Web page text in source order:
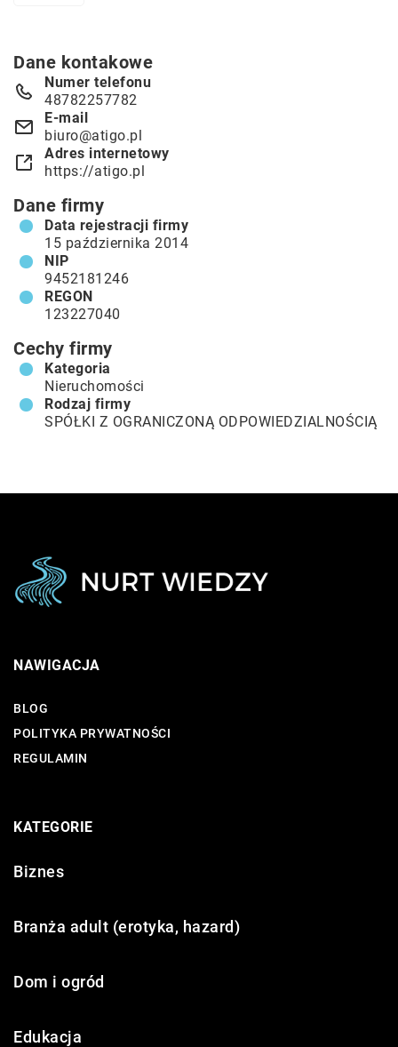
Dane kontakowe
Numer telefonu
48782257782
E-mail
biuro@atigo.pl
Adres internetowy
https://atigo.pl
Dane firmy
Data rejestracji firmy
15 października 2014
NIP
9452181246
REGON
123227040
Cechy firmy
Kategoria
Nieruchomości
Rodzaj firmy
SPÓŁKI Z OGRANICZONĄ ODPOWIEDZIALNOŚCIĄ
NAWIGACJA
BLOG
POLITYKA PRYWATNOŚCI
REGULAMIN
KATEGORIE
Biznes
Branża adult (erotyka, hazard)
Dom i ogród
Edukacja